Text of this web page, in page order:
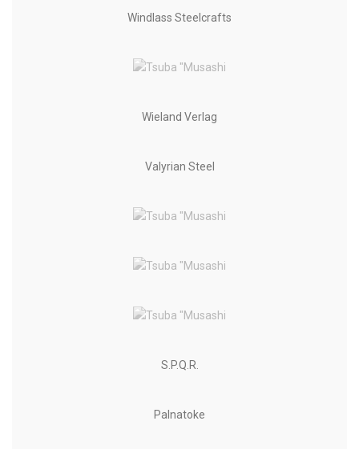
Windlass Steelcrafts
Wieland Verlag
Valyrian Steel
S.P.Q.R.
Palnatoke